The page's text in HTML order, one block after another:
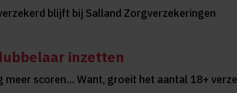
blijft bij Salland Zorgverzekeringen
inzetten
meer scoren… Want, groeit het aantal 18+